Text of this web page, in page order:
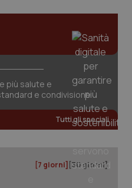
più salute e
e condivisione
Tutti gli speciali
[7 giorni] [30 giorni]
www.quotidianosanita.it
.quotidianosanita.it